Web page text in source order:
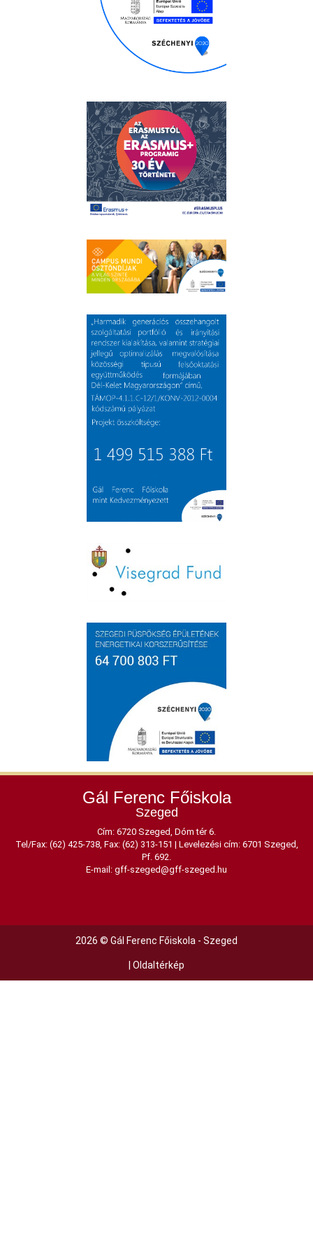
Gál Ferenc Főiskola
Szeged
Cím: 6720 Szeged, Dóm tér 6.
Tel/Fax: (62) 425-738, Fax: (62) 313-151 | Levelezési cím: 6701 Szeged,
Pf. 692.
E-mail: gff-szeged@gff-szeged.hu
2026 © Gál Ferenc Főiskola - Szeged
Oldaltérkép